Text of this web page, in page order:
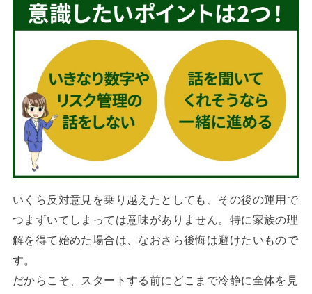
いくら反対意見を乗り越えたとしても、その後の運用で
つまずいてしまっては意味がありません。特に家族の理
解を得て始めた場合は、なおさら後悔は避けたいもので
す。
だからこそ、スタートする前にどこまで冷静に全体を見